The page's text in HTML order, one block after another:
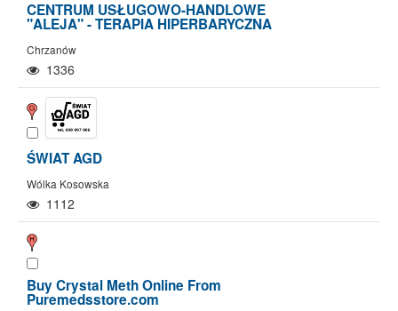
CENTRUM USŁUGOWO-HANDLOWE
"ALEJA" - TERAPIA HIPERBARYCZNA
Chrzanów
1336
ŚWIAT AGD
Wólka Kosowska
1112
Buy Crystal Meth Online From
Puremedsstore.com